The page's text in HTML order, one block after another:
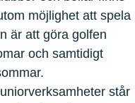
möjlighet att spela
är att göra golfen
och samtidigt
står